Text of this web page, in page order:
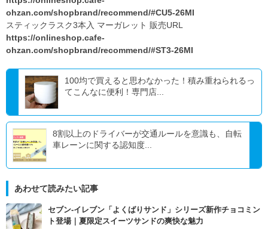
ohzan.com/shopbrand/recommend/#CU5-26MI
スティックラスク3本入 マーガレット 販売URL
https://onlineshop.cafe-
ohzan.com/shopbrand/recommend/#ST3-26MI
100均で買えると思わなかった！積み重ねられるっ
てこんなに便利！専門店...
8割以上のドライバーが交通ルールを意識も、自転
車レーンに関する認知度...
あわせて読みたい記事
セブン‐イレブン「よくばりサンド」シリーズ新作チョコミン
ト登場｜夏限定スイーツサンドの爽快な魅力